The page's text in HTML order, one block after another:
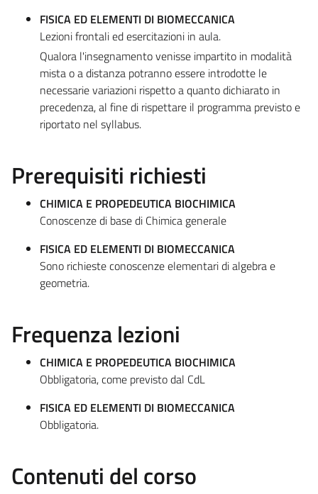
FISICA ED ELEMENTI DI BIOMECCANICA
Lezioni frontali ed esercitazioni in aula.
Qualora l'insegnamento venisse impartito in modalità
mista o a distanza potranno essere introdotte le
necessarie variazioni rispetto a quanto dichiarato in
precedenza, al fine di rispettare il programma previsto e
riportato nel syllabus.
Prerequisiti richiesti
CHIMICA E PROPEDEUTICA BIOCHIMICA
Conoscenze di base di Chimica generale
FISICA ED ELEMENTI DI BIOMECCANICA
Sono richieste conoscenze elementari di algebra e
geometria.
Frequenza lezioni
CHIMICA E PROPEDEUTICA BIOCHIMICA
Obbligatoria, come previsto dal CdL
FISICA ED ELEMENTI DI BIOMECCANICA
Obbligatoria.
Contenuti del corso